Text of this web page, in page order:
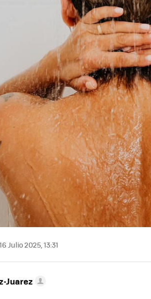
Julio 2025, 13:31
Juarez